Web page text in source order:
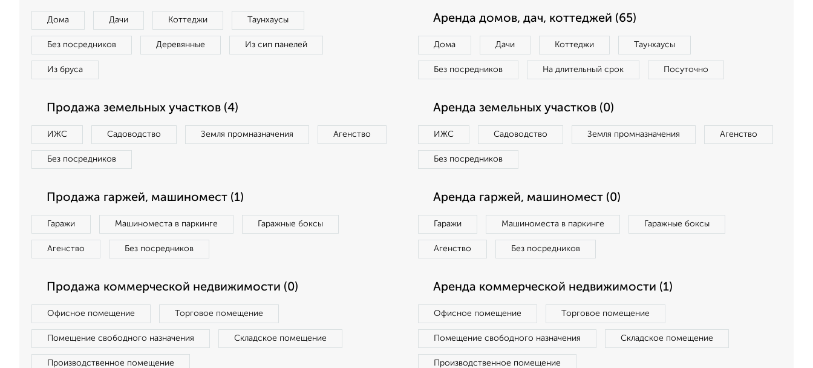
Дома Дачи Коттеджи Таунхаусы
Без посредников Деревянные Из сип панелей
Из бруса
Аренда домов, дач, коттеджей (65)
Дома Дачи Коттеджи Таунхаусы
Без посредников На длительный срок Посуточно
Продажа земельных участков (4)
ИЖС Садоводство Земля промназначения Агенство
Без посредников
Аренда земельных участков (0)
ИЖС Садоводство Земля промназначения Агенство
Без посредников
Продажа гаржей, машиномест (1)
Гаражи Машиноместа в паркинге Гаражные боксы
Агенство Без посредников
Аренда гаржей, машиномест (0)
Гаражи Машиноместа в паркинге Гаражные боксы
Агенство Без посредников
Продажа коммерческой недвижимости (0)
Офисное помещение Торговое помещение
Помещение свободного назначения Складское помещение
Производственное помещение
Аренда коммерческой недвижимости (1)
Офисное помещение Торговое помещение
Помещение свободного назначения Складское помещение
Производственное помещение